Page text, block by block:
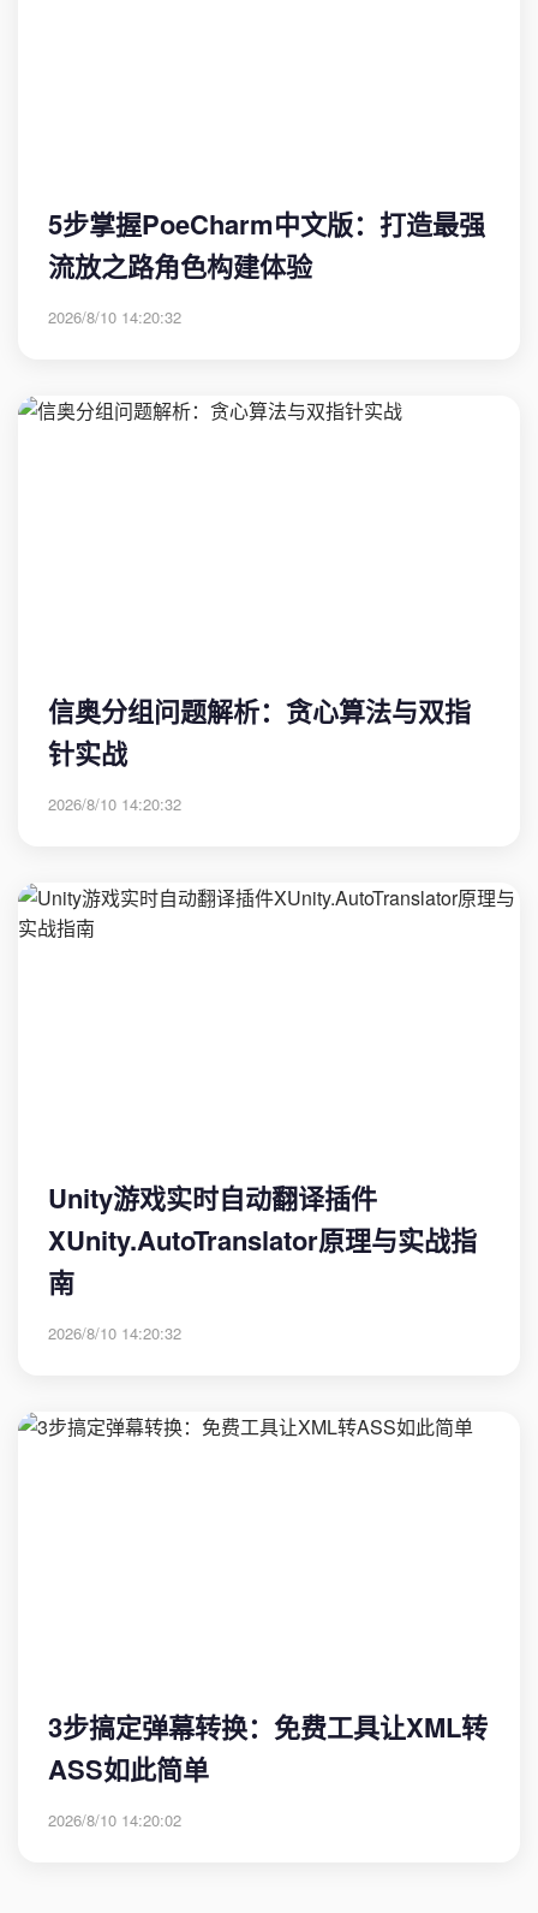
5步掌握PoeCharm中文版：打造最强
流放之路角色构建体验
2026/8/10 14:20:32
信奥分组问题解析：贪心算法与双指
针实战
2026/8/10 14:20:32
Unity游戏实时自动翻译插件
XUnity.AutoTranslator原理与实战指
南
2026/8/10 14:20:32
3步搞定弹幕转换：免费工具让XML转
ASS如此简单
2026/8/10 14:20:02